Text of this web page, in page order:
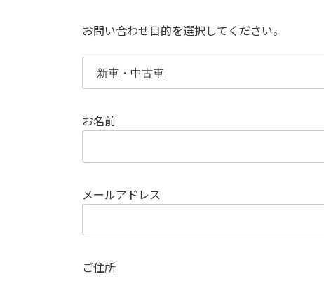
お問い合わせ目的を選択してください。
お名前
メールアドレス
ご住所